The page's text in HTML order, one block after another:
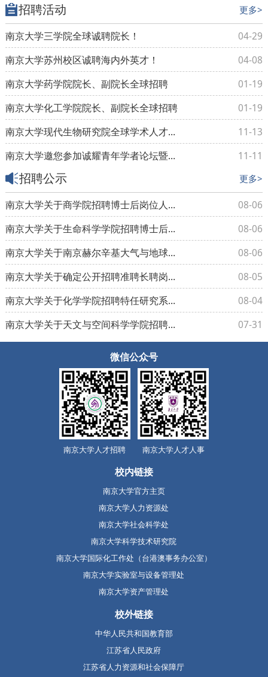
招聘活动 更多>
南京大学三学院全球诚聘院长！
04-29
南京大学苏州校区诚聘海内外英才！
04-08
南京大学药学院院长、副院长全球招聘
01-19
南京大学化工学院院长、副院长全球招聘
01-19
南京大学现代生物研究院全球学术人才招聘
11-13
南京大学邀您参加诚耀青年学者论坛暨校园“开放日”
11-11
招聘公示 更多>
南京大学关于商学院招聘博士后岗位人选的公示
08-06
南京大学关于生命科学学院招聘博士后岗位人选的公示
08-06
南京大学关于南京赫尔辛基大气与地球系统科学学院招聘博士后岗位人选的公示
08-06
南京大学关于确定公开招聘准聘长聘岗位聘任候选人的公示 2026年SZ26号（苏州）
08-05
南京大学关于化学学院招聘特任研究系列岗位人选的公示
08-04
南京大学关于天文与空间科学学院招聘博士后岗位人选的公示
07-31
微信公众号
南京大学人才招聘 南京大学人才人事
校内链接
南京大学官方主页
南京大学人力资源处
南京大学社会科学处
南京大学科学技术研究院
南京大学国际化工作处（台港澳事务办公室）
南京大学实验室与设备管理处
南京大学资产管理处
校外链接
中华人民共和国教育部
江苏省人民政府
江苏省人力资源和社会保障厅